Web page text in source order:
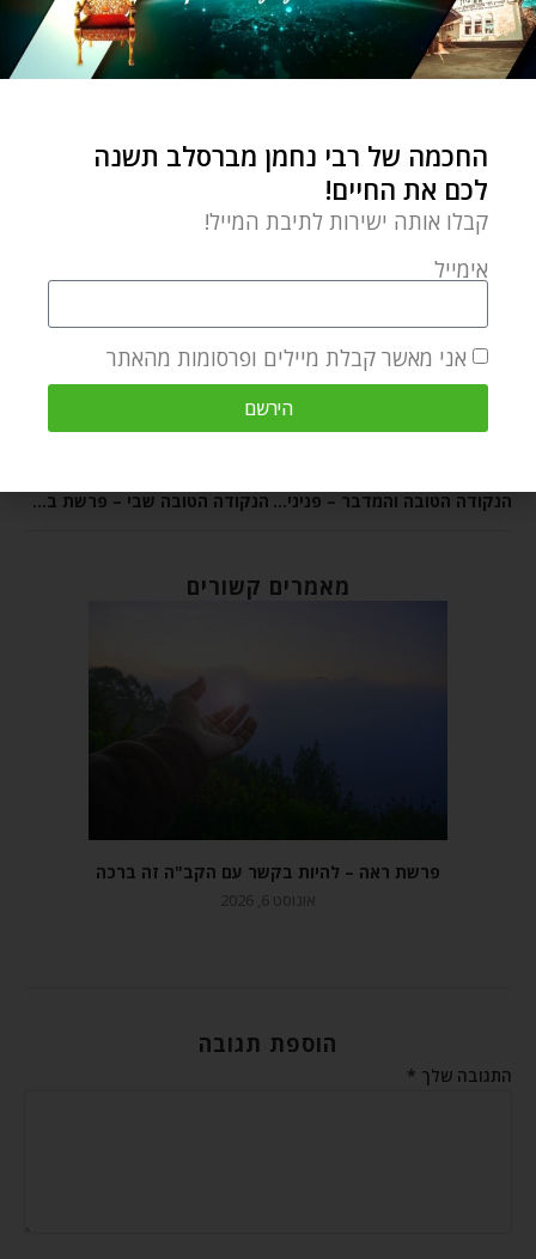
ליקוטי מוהר"ן מחנה השכינה מלא כל הארץ כבודו
עוזיהו המלך פרשת השבוע במדבר צדיק קטורת
0 תגובות
RAV AHARON ELIYAHU
הנקודה הטובה והמדבר – פנינים לפרשת השבוע במדבר
הנקודה הטובה שבי – פרשת במדבר והמסע האישי שלי
מאמרים קשורים
פרשת ראה – להיות בקשר עם הקב"ה זה ברכה
אוגוסט 6, 2026
הוספת תגובה
התגובה שלך *
החכמה של רבי נחמן מברסלב תשנה
לכם את החיים!
קבלו אותה ישירות לתיבת המייל!
אימייל
אני מאשר קבלת מיילים ופרסומות מהאתר
הירשם